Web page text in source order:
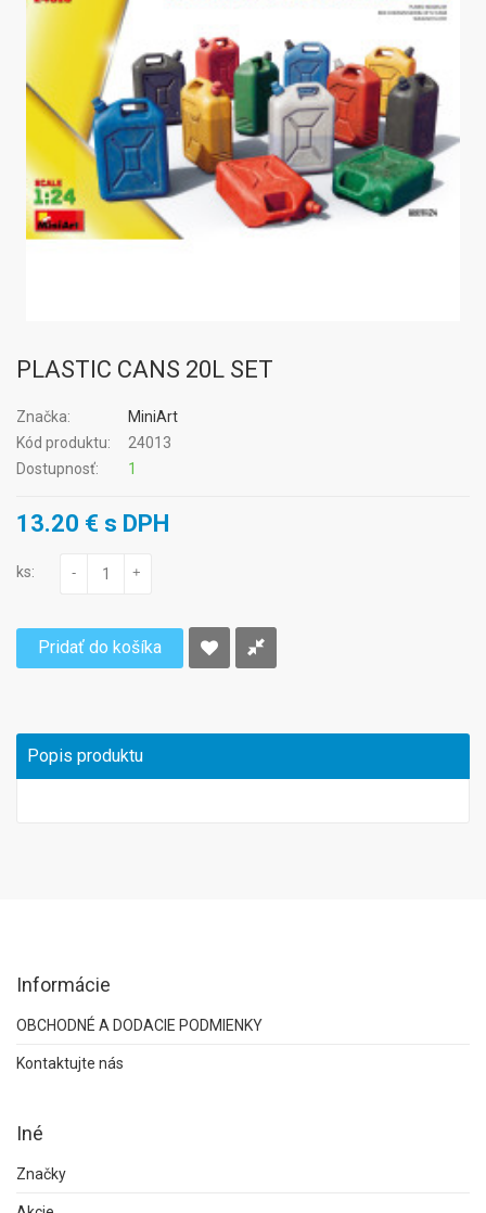
PLASTIC CANS 20L SET
Značka:
MiniArt
Kód produktu:
24013
Dostupnosť:
1
13.20 € s DPH
ks: - +
Pridať do košíka
Popis produktu
Informácie
OBCHODNÉ A DODACIE PODMIENKY
Kontaktujte nás
Iné
Značky